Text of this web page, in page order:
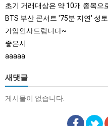
브
"큰
실
초기 거래대상은 약 10개 종목으로 시작해 최대 100개까지 확대할 방침이다. 구체적인 거래 대
BTS 부산 콘서트 '75분 지연' 성
가입인사드립니다~
좋은시
aaaaa
새댓글
게시물이 없습니다.